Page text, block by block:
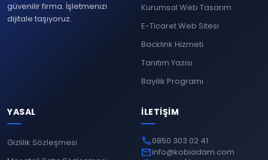
güvenilir firma. İşletmenizi
dijitale taşıyoruz.
Kurumsal Web Tasarım
E-Ticaret Web Sitesi
Backlink Hizmeti
Tanıtım Yazısı
Bayilik Programı
YASAL
Gizlilik Sözleşmesi
İLETIŞIM
phone0850 303 02 41
mailinfo@kobiadam.com